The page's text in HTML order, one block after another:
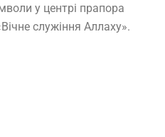
у центрі прапора
служіння Аллаху».